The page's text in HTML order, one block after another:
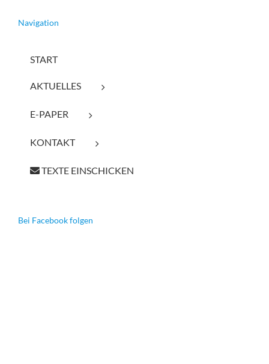
Navigation
START
AKTUELLES
E-PAPER
KONTAKT
TEXTE EINSCHICKEN
Bei Facebook folgen